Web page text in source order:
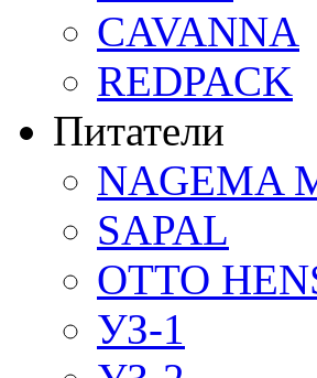
CAVANNA
REDPACK
Питатели
NAGEMA
SAPAL
OTTO
УЗ-1